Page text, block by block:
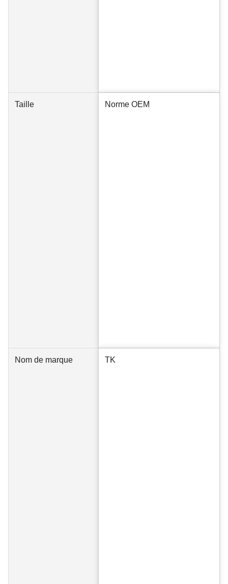
Taille Norme OEM
Nom de marque TK